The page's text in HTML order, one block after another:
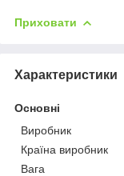
Приховати
Характеристики
Основні
Виробник
Країна виробник
Вага